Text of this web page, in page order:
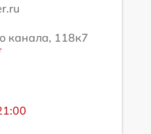
канала, 118к7